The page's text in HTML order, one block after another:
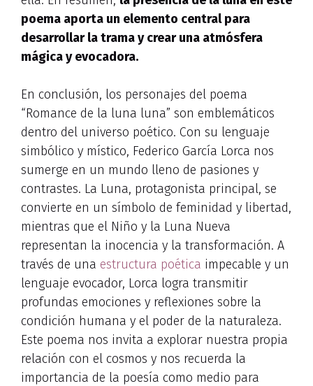
poema aporta un elemento central para
desarrollar la trama y crear una atmósfera
mágica y evocadora.
En conclusión, los personajes del poema
“Romance de la luna luna” son emblemáticos
dentro del universo poético. Con su lenguaje
simbólico y místico, Federico García Lorca nos
sumerge en un mundo lleno de pasiones y
contrastes. La Luna, protagonista principal, se
convierte en un símbolo de feminidad y libertad,
mientras que el Niño y la Luna Nueva
representan la inocencia y la transformación. A
través de una estructura poética impecable y un
lenguaje evocador, Lorca logra transmitir
profundas emociones y reflexiones sobre la
condición humana y el poder de la naturaleza.
Este poema nos invita a explorar nuestra propia
relación con el cosmos y nos recuerda la
importancia de la poesía como medio para